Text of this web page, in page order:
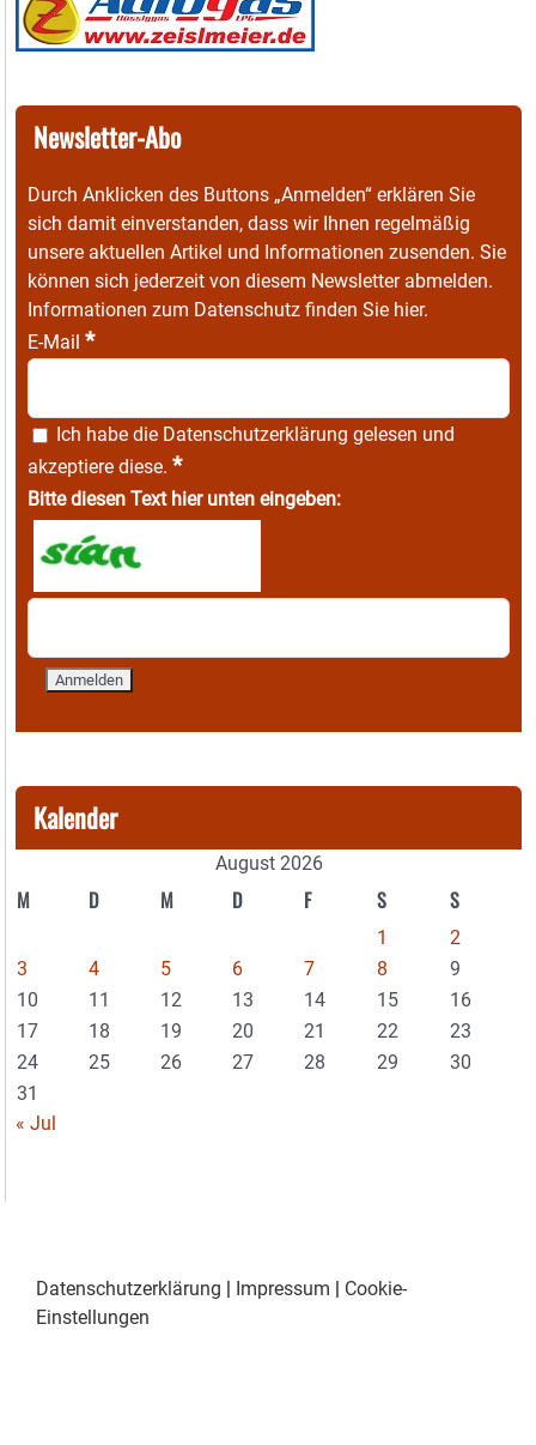
Newsletter-Abo
Durch Anklicken des Buttons „Anmelden“ erklären Sie
sich damit einverstanden, dass wir Ihnen regelmäßig
unsere aktuellen Artikel und Informationen zusenden. Sie
können sich jederzeit von diesem Newsletter abmelden.
Informationen zum Datenschutz finden Sie hier.
E-Mail *
Ich habe die Datenschutzerklärung gelesen und
akzeptiere diese. *
Bitte diesen Text hier unten eingeben:
Kalender
August 2026
M D M D F S S
1
2
3
4 5 6 7 8
9
10
11 12 13 14 15
16
17
18 19 20 21 22
23
24
25 26 27 28 29
30
31
« Jul
Datenschutzerklärung Impressum
Cookie-
Einstellungen